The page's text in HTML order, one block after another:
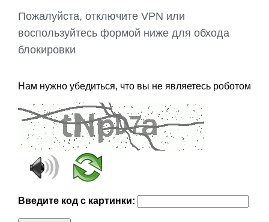
Пожалуйста, отключите VPN или
воспользуйтесь формой ниже для обхода
блокировки
Нам нужно убедиться, что вы не являетесь роботом
Введите код с картинки: